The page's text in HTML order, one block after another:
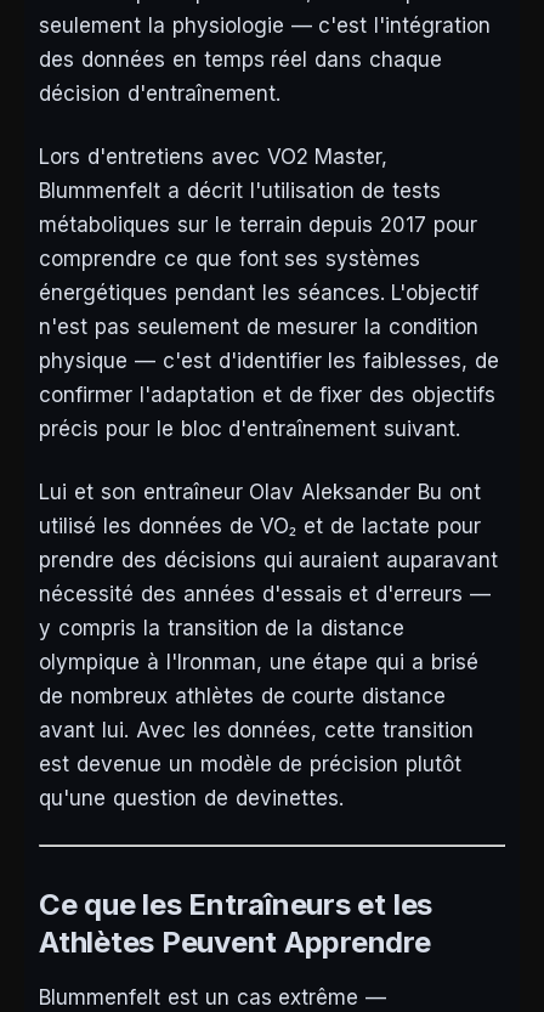
seulement la physiologie — c'est l'intégration
des données en temps réel dans chaque
décision d'entraînement.
Lors d'entretiens avec VO2 Master,
Blummenfelt a décrit l'utilisation de tests
métaboliques sur le terrain depuis 2017 pour
comprendre ce que font ses systèmes
énergétiques pendant les séances. L'objectif
n'est pas seulement de mesurer la condition
physique — c'est d'identifier les faiblesses, de
confirmer l'adaptation et de fixer des objectifs
précis pour le bloc d'entraînement suivant.
Lui et son entraîneur Olav Aleksander Bu ont
utilisé les données de VO₂ et de lactate pour
prendre des décisions qui auraient auparavant
nécessité des années d'essais et d'erreurs —
y compris la transition de la distance
olympique à l'Ironman, une étape qui a brisé
de nombreux athlètes de courte distance
avant lui. Avec les données, cette transition
est devenue un modèle de précision plutôt
qu'une question de devinettes.
Ce que les Entraîneurs et les
Athlètes Peuvent Apprendre
Blummenfelt est un cas extrême —